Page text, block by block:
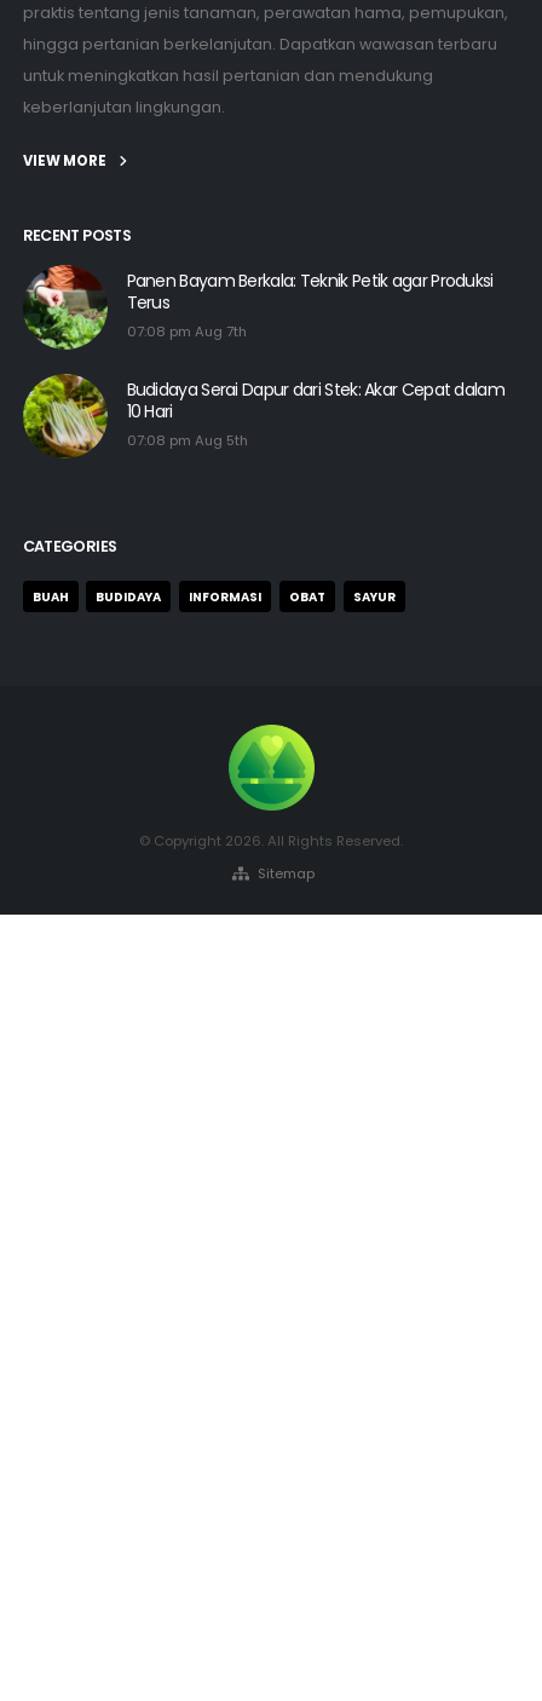
praktis tentang jenis tanaman, perawatan hama, pemupukan,
hingga pertanian berkelanjutan. Dapatkan wawasan terbaru
untuk meningkatkan hasil pertanian dan mendukung
keberlanjutan lingkungan.
VIEW MORE
RECENT POSTS
Panen Bayam Berkala: Teknik Petik agar Produksi
Terus
07:08 pm Aug 7th
Budidaya Serai Dapur dari Stek: Akar Cepat dalam
10 Hari
07:08 pm Aug 5th
CATEGORIES
BUAH BUDIDAYA INFORMASI OBAT SAYUR
© Copyright 2026. All Rights Reserved.
Sitemap